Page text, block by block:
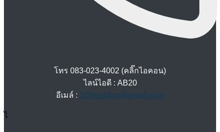
โทร 083-023-4002 (คลิ๊กไอคอน)
ไลน์ไอดี : AB20
อีเมล์ : 108welding@gmail.com
ไ